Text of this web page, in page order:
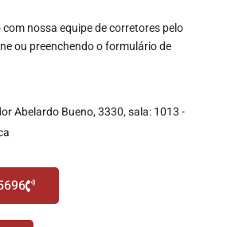
nossa equipe de corretores pelo
ou preenchendo o formulário de
Abelardo Bueno, 3330, sala: 1013 -